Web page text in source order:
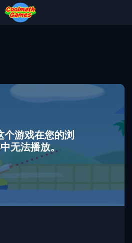
个游戏在您的浏
无法播放。